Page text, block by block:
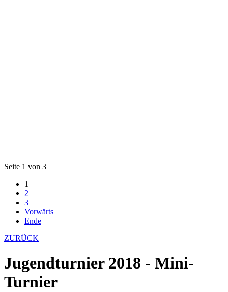
Seite 1 von 3
1
2
3
Vorwärts
Ende
ZURÜCK
Jugendturnier 2018 - Mini-
Turnier